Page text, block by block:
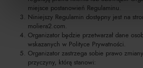
miejsce postanowień Regulaminu.
Niniejszy Regulamin dostępny jest na
moliera2.com.
Organizator będzie przetwarzał dane
wskazanych w Polityce Prywatności.
Organizator zastrzega sobie prawo
przyczyny, którą stanowi: